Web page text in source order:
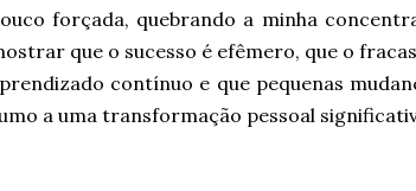
forçada, quebrando a minha
que o sucesso é efêmero, que o
contínuo e que pequenas
a uma transformação pessoal